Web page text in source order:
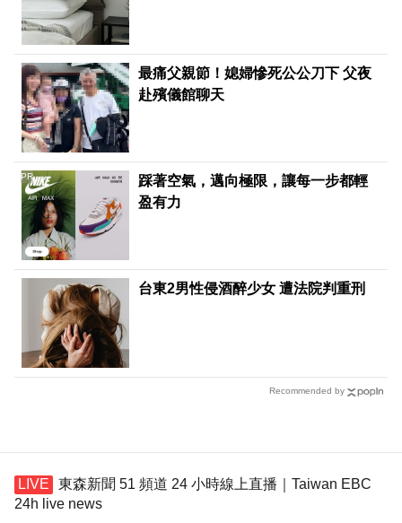
最痛父親節！媳婦慘死公公刀下 父夜
赴殯儀館聊天
踩著空氣，邁向極限，讓每一步都輕
盈有力
PR
台東2男性侵酒醉少女 遭法院判重刑
Recommended by
東森新聞 51 頻道 24 小時線上直播｜Taiwan EBC
24h live news